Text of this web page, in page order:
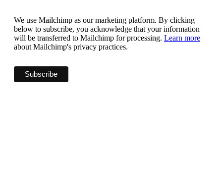
We use Mailchimp as our marketing platform. By clicking
below to subscribe, you acknowledge that your information
will be transferred to Mailchimp for processing. Learn more
about Mailchimp's privacy practices.